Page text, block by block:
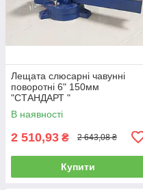
Лещата слюсарні чавунні
поворотні 6" 150мм
"СТАНДАРТ "
В наявності
2 510,93 ₴ 2 643,08 ₴
Купити